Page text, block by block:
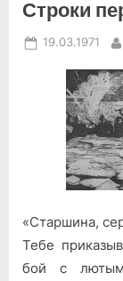
Строки
Posted
19.03.1971
«Старшина,
Тебе
бой с лютым